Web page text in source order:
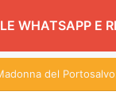
WHATSAPP E
in esposizione